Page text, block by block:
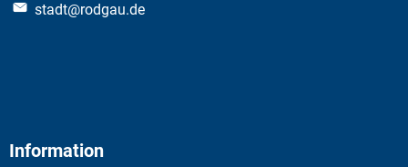
stadt@rodgau.de
Information